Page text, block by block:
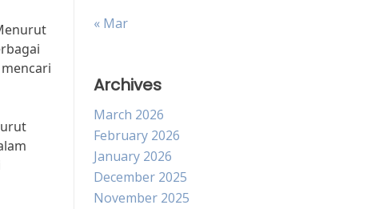
« Mar
Archives
March 2026
February 2026
January 2026
December 2025
November 2025